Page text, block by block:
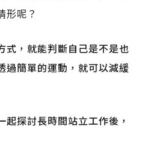
形呢？
式，就能判斷自己是不是也
過簡單的運動，就可以減緩
探討長時間站立工作後，